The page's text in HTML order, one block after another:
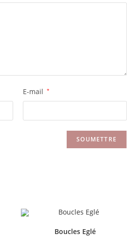
E-mail *
Boucles Eglé